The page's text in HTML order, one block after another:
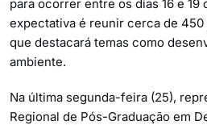
para ocorrer entre os dias 16 e 19
expectativa é reunir cerca de
que destacará temas como
ambiente.
Na última segunda-feira (25),
Regional de Pós-Graduação em